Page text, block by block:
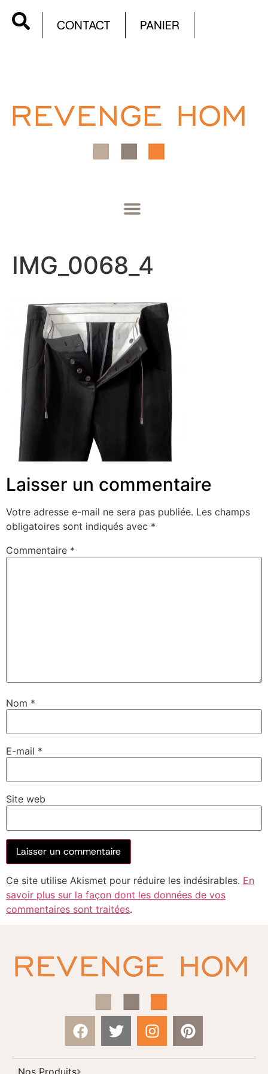
CONTACT PANIER
IMG_0068_4
Laisser un commentaire
Votre adresse e-mail ne sera pas publiée. Les champs
obligatoires sont indiqués avec *
Commentaire *
Nom *
E-mail *
Site web
Ce site utilise Akismet pour réduire les indésirables. En
savoir plus sur la façon dont les données de vos
commentaires sont traitées.